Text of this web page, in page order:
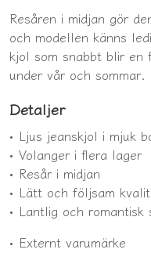
Resåren i midjan gör
och modellen känns
kjol som snabbt blir
under vår och sommar.
Detaljer
• Ljus jeanskjol i mjuk
• Volanger i flera lager
• Resår i midjan
• Lätt och följsam
• Lantlig och romantisk
• Externt varumärke